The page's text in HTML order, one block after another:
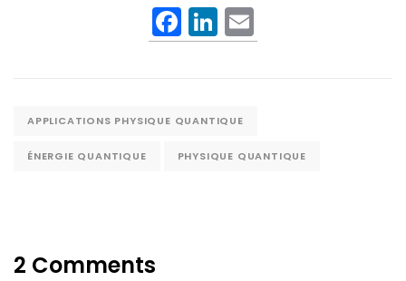
F
a
c
e
b
o
Li
n
k
e
dI
n
m
ai
APPLICATIONS PHYSIQUE QUANTIQUE
ÉNERGIE QUANTIQUE PHYSIQUE QUANTIQUE
2 Comments